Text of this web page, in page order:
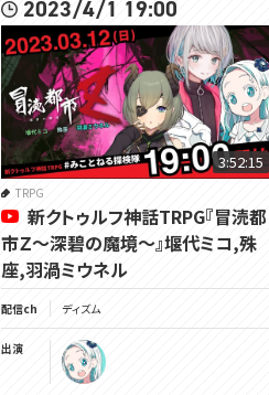
2023/4/1 19:00
3:52:15
TRPG
新クトゥルフ神話TRPG『冒涜都
市Ｚ～深碧の魔境～』堰代ミコ,殊
座,羽渦ミウネル
配信ch ディズム
出演